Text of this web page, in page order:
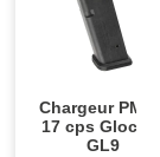
Chargeur
17 cps
GL9